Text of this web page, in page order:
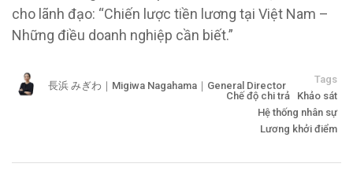
cho lãnh đạo: “Chiến lược tiền lương tại Việt Nam –
Những điều doanh nghiệp cần biết.”
長浜 みぎわ｜Migiwa Nagahama｜General Director
Tags
Chế độ chi trả
Khảo sát
Hệ thống nhân sự
Lương khởi điểm